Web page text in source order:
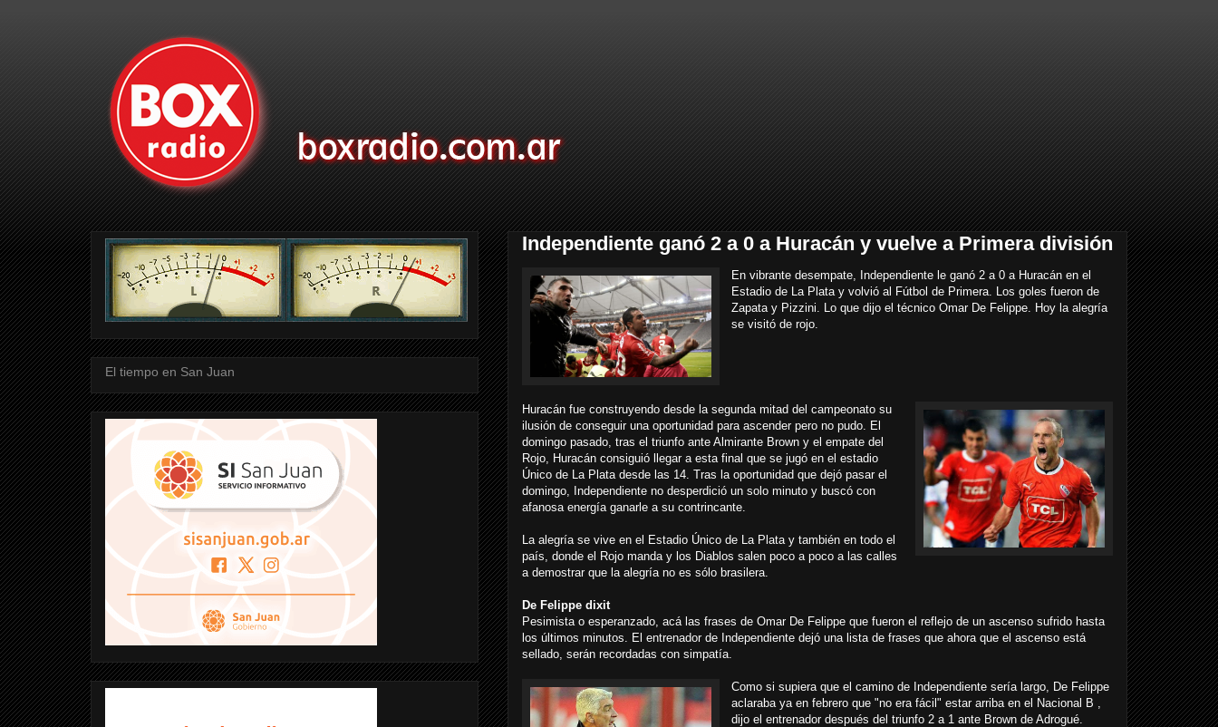
Independiente ganó 2 a 0 a Huracán y vuelve a Primera división
En vibrante desempate, Independiente le ganó 2 a 0 a Huracán en el
Estadio de La Plata y volvió al Fútbol de Primera. Los goles fueron de
Zapata y Pizzini. Lo que dijo el técnico Omar De Felippe. Hoy la alegría
se visitó de rojo.
Huracán fue construyendo desde la segunda mitad del campeonato su
ilusión de conseguir una oportunidad para ascender pero no pudo. El
domingo pasado, tras el triunfo ante Almirante Brown y el empate del
Rojo, Huracán consiguió llegar a esta final que se jugó en el estadio
Único de La Plata desde las 14. Tras la oportunidad que dejó pasar el
domingo, Independiente no desperdició un solo minuto y buscó con
afanosa energía ganarle a su contrincante.
La alegría se vive en el Estadio Único de La Plata y también en todo el
país, donde el Rojo manda y los Diablos salen poco a poco a las calles
a demostrar que la alegría no es sólo brasilera.
De Felippe dixit
Pesimista o esperanzado, acá las frases de Omar De Felippe que fueron el reflejo de un ascenso sufrido hasta
los últimos minutos. El entrenador de Independiente dejó una lista de frases que ahora que el ascenso está
sellado, serán recordadas con simpatía.
Como si supiera que el camino de Independiente sería largo, De Felippe
aclaraba ya en febrero que "no era fácil" estar arriba en el Nacional B ,
dijo el entrenador después del triunfo 2 a 1 ante Brown de Adrogué.
El tiempo en San Juan